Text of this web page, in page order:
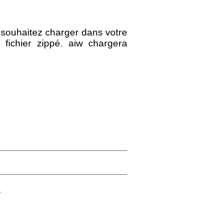
charger dans votre
zippé. aiw chargera